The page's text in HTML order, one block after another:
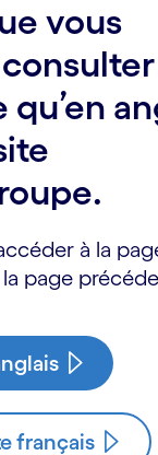
vous
à la
page
français